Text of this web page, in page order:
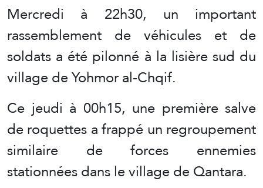
Mercredi à 22h30, un important
rassemblement de véhicules et de
soldats a été pilonné à la lisière sud du
village de Yohmor al-Chqif.
Ce jeudi à 00h15, une première salve
de roquettes a frappé un regroupement
similaire de forces ennemies
stationnées dans le village de Qantara.